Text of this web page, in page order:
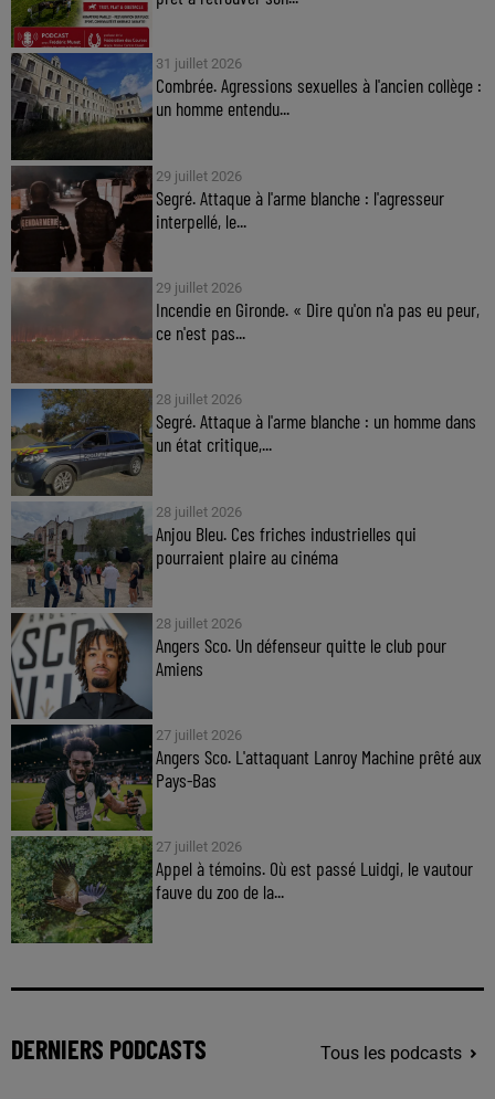
31 juillet 2026
Combrée. Agressions sexuelles à l'ancien collège :
un homme entendu...
29 juillet 2026
Segré. Attaque à l'arme blanche : l'agresseur
interpellé, le...
29 juillet 2026
Incendie en Gironde. « Dire qu'on n'a pas eu peur,
ce n'est pas...
28 juillet 2026
Segré. Attaque à l'arme blanche : un homme dans
un état critique,...
28 juillet 2026
Anjou Bleu. Ces friches industrielles qui
pourraient plaire au cinéma
28 juillet 2026
Angers Sco. Un défenseur quitte le club pour
Amiens
27 juillet 2026
Angers Sco. L'attaquant Lanroy Machine prêté aux
Pays-Bas
27 juillet 2026
Appel à témoins. Où est passé Luidgi, le vautour
fauve du zoo de la...
DERNIERS PODCASTS Tous les podcasts